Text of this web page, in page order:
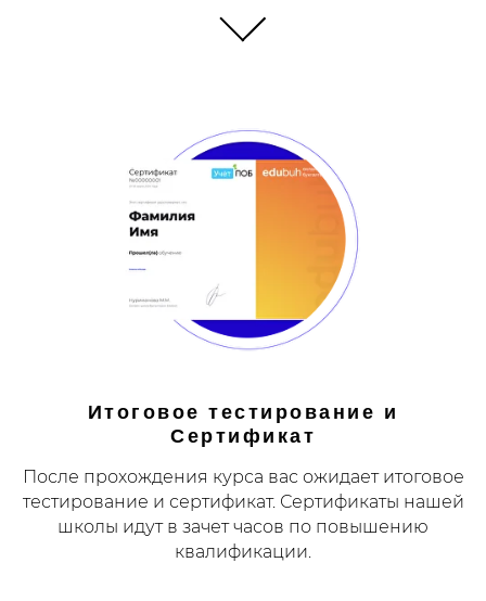
Итоговое тестирование и
Сертификат
После прохождения курса вас ожидает итоговое
тестирование и сертификат. Сертификаты нашей
школы идут в зачет часов по повышению
квалификации.